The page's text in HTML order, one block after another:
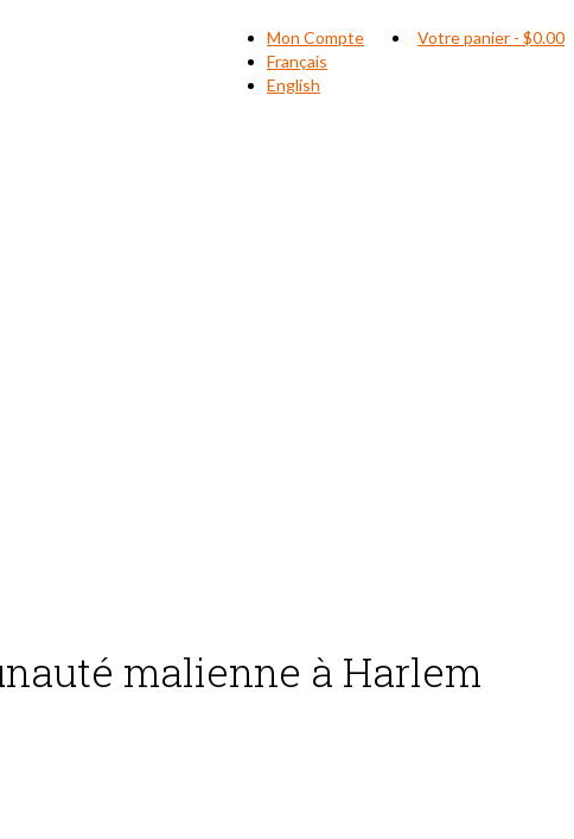
Mon Compte
Français
English
Votre panier - $0.00
malienne à Harlem